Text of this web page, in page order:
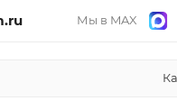
Мы в MAX